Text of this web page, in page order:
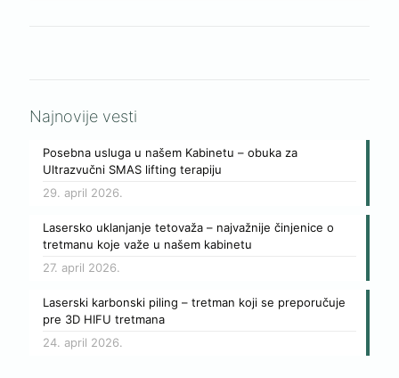
Najnovije vesti
Posebna usluga u našem Kabinetu – obuka za
Ultrazvučni SMAS lifting terapiju
29. april 2026.
Lasersko uklanjanje tetovaža – najvažnije činjenice o
tretmanu koje važe u našem kabinetu
27. april 2026.
Laserski karbonski piling – tretman koji se preporučuje
pre 3D HIFU tretmana
24. april 2026.